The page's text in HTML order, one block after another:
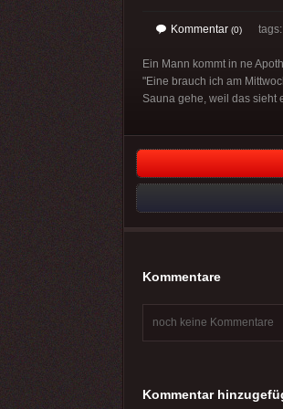
Kommentar (0)
Ein Mann kommt in ne
"Eine brauch ich am
Sauna gehe, weil das sieht
Kommentare
noch keine Kommentare
Kommentar